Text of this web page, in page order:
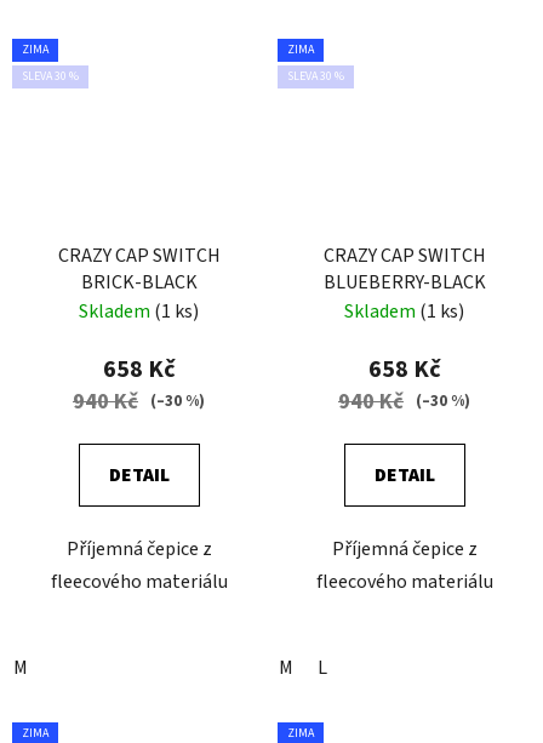
ZIMA
SLEVA 30 %
CRAZY CAP SWITCH
BRICK-BLACK
Skladem (1 ks)
658 Kč
940 Kč (–30 %)
DETAIL
Příjemná čepice z
fleecového materiálu
M
ZIMA
SLEVA 30 %
CRAZY CAP SWITCH
BLUEBERRY-BLACK
Skladem (1 ks)
658 Kč
940 Kč (–30 %)
DETAIL
Příjemná čepice z
fleecového materiálu
M L
ZIMA
ZIMA